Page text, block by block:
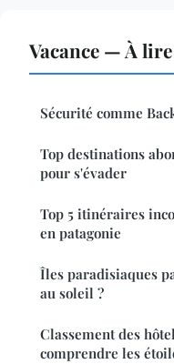
Vacance — À
Sécurité comme
Top destinations
pour s'évader
Top 5 itinéraires
en patagonie
Îles paradisiaques
au soleil ?
Classement des
comprendre les